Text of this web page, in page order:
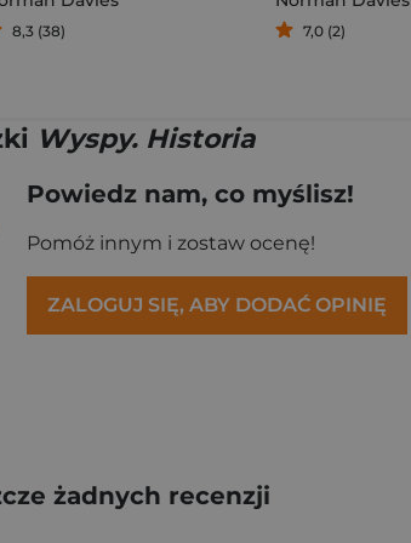
8,3 (38) 7,0 (2)
Wyspy. Historia
Powiedz nam, co myślisz!
Pomóż innym i zostaw ocenę!
ZALOGUJ SIĘ, ABY DODAĆ OPINIĘ
żadnych recenzji